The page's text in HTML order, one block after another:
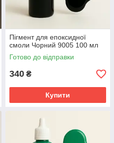
Пігмент для епоксидної
смоли Чорний 9005 100 мл
Готово до відправки
340 ₴
Купити